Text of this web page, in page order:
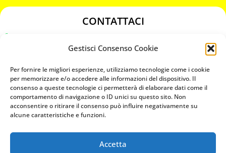
Gestisci Consenso Cookie
Per fornire le migliori esperienze, utilizziamo tecnologie come i cookie
per memorizzare e/o accedere alle informazioni del dispositivo. Il
consenso a queste tecnologie ci permetterà di elaborare dati come il
comportamento di navigazione o ID unici su questo sito. Non
acconsentire o ritirare il consenso può influire negativamente su
alcune caratteristiche e funzioni.
Accetta
CONTATTACI
chiavicodificate@gmail.com
Privacy Policy
Cookie Policy
MAPS